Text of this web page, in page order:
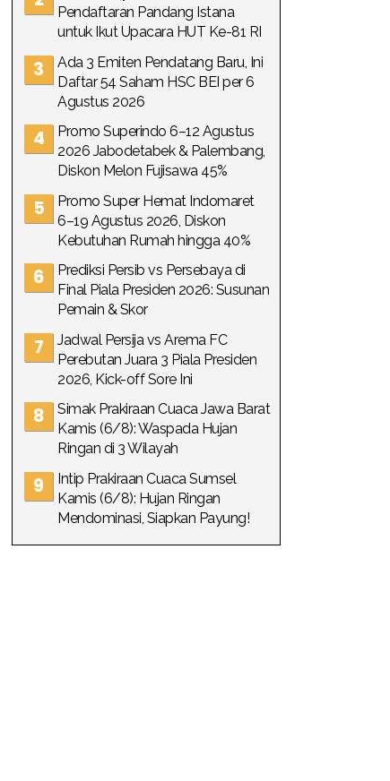
Pendaftaran Pandang Istana
untuk Ikut Upacara HUT Ke-81 RI
Ada 3 Emiten Pendatang Baru, Ini
Daftar 54 Saham HSC BEI per 6
Agustus 2026
Promo Superindo 6–12 Agustus
2026 Jabodetabek & Palembang,
Diskon Melon Fujisawa 45%
Promo Super Hemat Indomaret
6–19 Agustus 2026, Diskon
Kebutuhan Rumah hingga 40%
Prediksi Persib vs Persebaya di
Final Piala Presiden 2026: Susunan
Pemain & Skor
Jadwal Persija vs Arema FC
Perebutan Juara 3 Piala Presiden
2026, Kick-off Sore Ini
Simak Prakiraan Cuaca Jawa Barat
Kamis (6/8): Waspada Hujan
Ringan di 3 Wilayah
Intip Prakiraan Cuaca Sumsel
Kamis (6/8): Hujan Ringan
Mendominasi, Siapkan Payung!